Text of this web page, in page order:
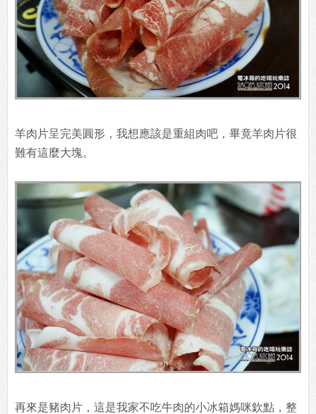
羊肉片呈完美圓形，我想應該是重組肉吧，畢竟羊肉片很
難有這麼大塊。
再來是豬肉片，這是我家不吃牛肉的小冰箱媽咪欽點，整